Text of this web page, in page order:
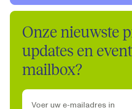
Onze nieuwste
updates en
mailbox?